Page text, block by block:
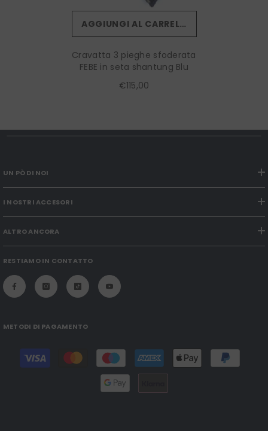
AGGIUNGI AL CARRELLO
Cravatta 3 pieghe sfoderata
FEBE in seta shantung Blu
€115,00
UN PÒ DI NOI
I NOSTRI ACCESORI
ALTRO ANCORA
RESTIAMO IN CONTATTO
METODI DI PAGAMENTO
Modalità
pagamento